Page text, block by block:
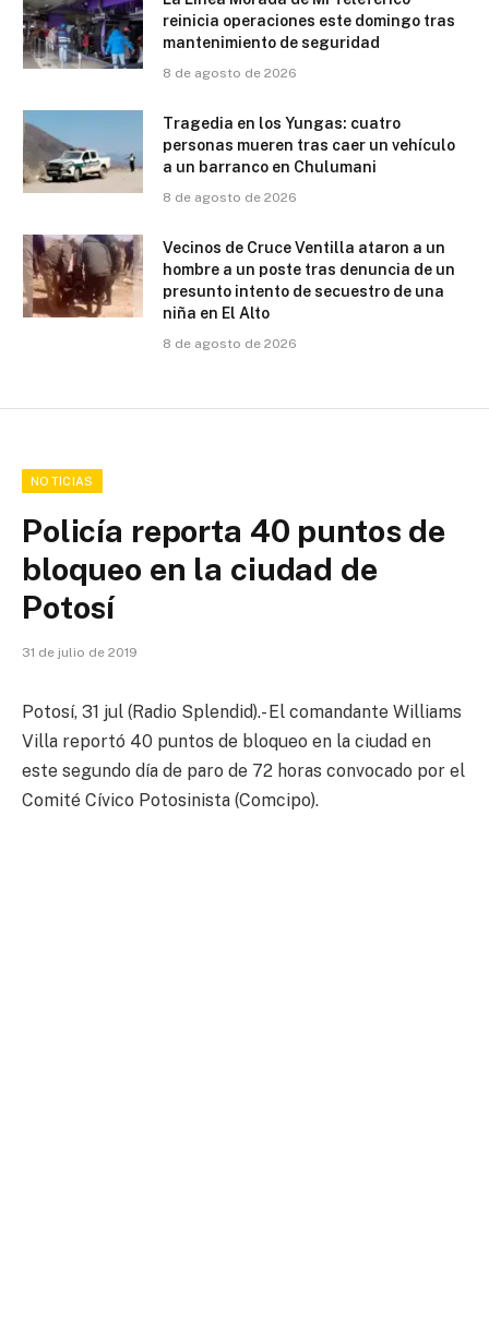
reinicia operaciones este domingo tras
mantenimiento de seguridad
8 de agosto de 2026
Tragedia en los Yungas: cuatro
personas mueren tras caer un vehículo
a un barranco en Chulumani
8 de agosto de 2026
Vecinos de Cruce Ventilla ataron a un
hombre a un poste tras denuncia de un
presunto intento de secuestro de una
niña en El Alto
8 de agosto de 2026
NOTICIAS
Policía reporta 40 puntos de
bloqueo en la ciudad de
Potosí
31 de julio de 2019
Potosí, 31 jul (Radio Splendid).- El comandante Williams
Villa reportó 40 puntos de bloqueo en la ciudad en
este segundo día de paro de 72 horas convocado por el
Comité Cívico Potosinista (Comcipo).